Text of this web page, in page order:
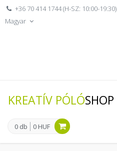
+36 70 414 1744 (H-SZ: 10:00-19:30)
Magyar
KREATÍV PÓLÓSHOP
0 db 0 HUF